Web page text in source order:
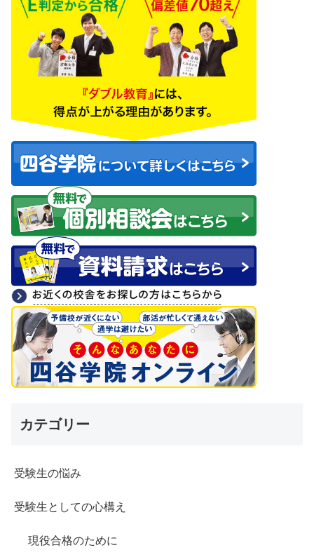
カテゴリー
受験生の悩み
受験生としての心構え
現役合格のために